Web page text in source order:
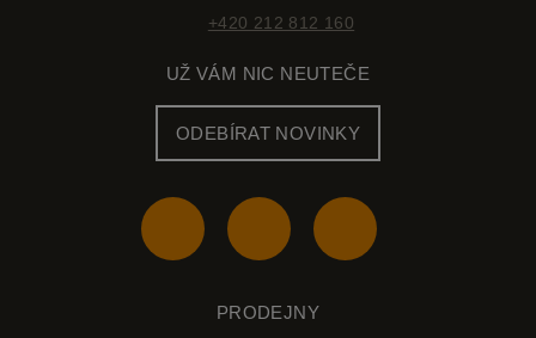
+420 212 812 160
UŽ VÁM NIC NEUTEČE
ODEBÍRAT NOVINKY
PRODEJNY